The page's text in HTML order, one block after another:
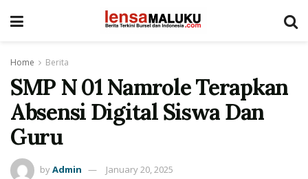
Home Berita
SMP N 01 Namrole Terapkan
Absensi Digital Siswa Dan
Guru
byAdmin January 20, 2025